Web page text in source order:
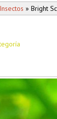
Insectos » Bright